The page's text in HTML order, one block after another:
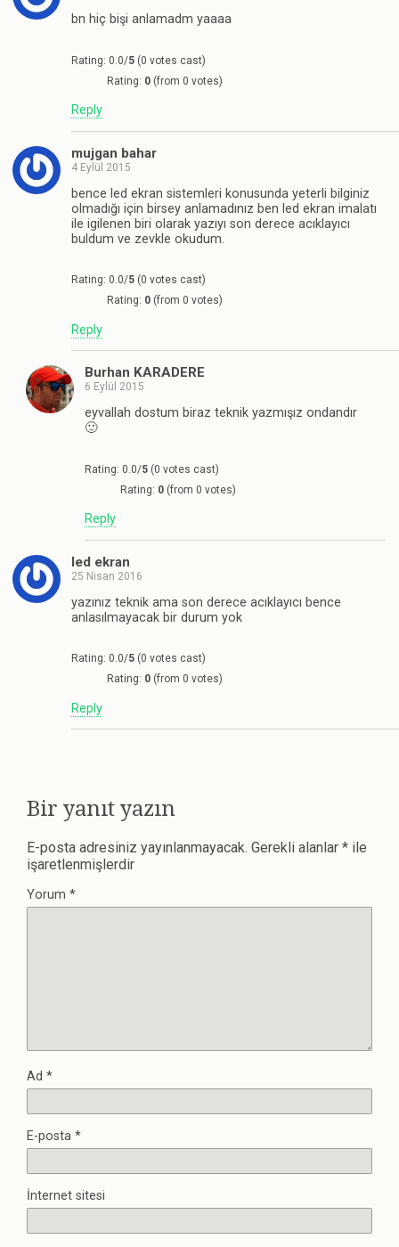
bn hiç bişi anlamadm yaaaa
Rating: 0.0/5 (0 votes cast)
Rating: 0 (from 0 votes)
Reply
mujgan bahar
4 Eylül 2015
bence led ekran sistemleri konusunda yeterli bilginiz
olmadığı için birsey anlamadınız ben led ekran imalatı
ile igilenen biri olarak yazıyı son derece acıklayıcı
buldum ve zevkle okudum.
Rating: 0.0/5 (0 votes cast)
Rating: 0 (from 0 votes)
Reply
Burhan KARADERE
6 Eylül 2015
eyvallah dostum biraz teknik yazmışız ondandır
🙂
Rating: 0.0/5 (0 votes cast)
Rating: 0 (from 0 votes)
Reply
led ekran
25 Nisan 2016
yazınız teknik ama son derece acıklayıcı bence
anlasılmayacak bir durum yok
Rating: 0.0/5 (0 votes cast)
Rating: 0 (from 0 votes)
Reply
Bir yanıt yazın
E-posta adresiniz yayınlanmayacak. Gerekli alanlar * ile
işaretlenmişlerdir
Yorum *
Ad *
E-posta *
İnternet sitesi